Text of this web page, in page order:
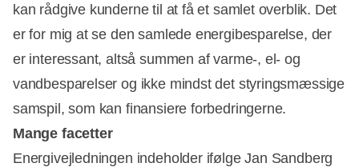
kan rådgive kunderne til at få et samlet overblik. Det
er for mig at se den samlede energibesparelse, der
er interessant, altså summen af varme-, el- og
vandbesparelser og ikke mindst det styringsmæssige
samspil, som kan finansiere forbedringerne.
Mange facetter
Energivejledningen indeholder ifølge Jan Sandberg